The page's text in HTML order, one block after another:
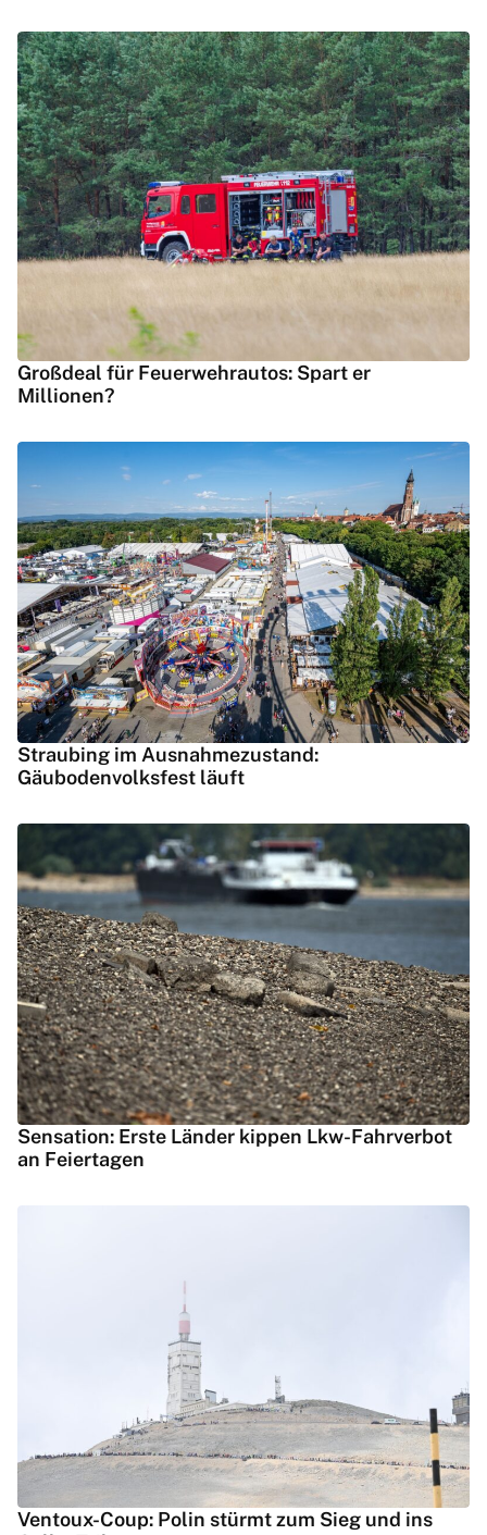
Großdeal für Feuerwehrautos: Spart er
Millionen?
Straubing im Ausnahmezustand:
Gäubodenvolksfest läuft
Sensation: Erste Länder kippen Lkw-Fahrverbot
an Feiertagen
Ventoux-Coup: Polin stürmt zum Sieg und ins